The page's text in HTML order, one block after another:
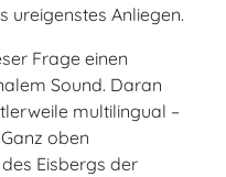
ureigenstes Anliegen.
Frage einen
Sound. Daran
multilingual –
oben
Eisbergs der